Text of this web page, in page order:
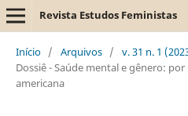
Revista Estudos Feministas
Início / Arquivos / v. 31 n. 1
Dossiê - Saúde mental e gênero:
americana